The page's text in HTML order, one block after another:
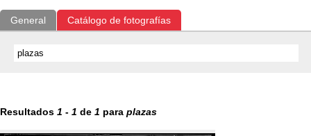
General Catálogo de fotografías
Resultados 1 - 1 de 1 para plazas